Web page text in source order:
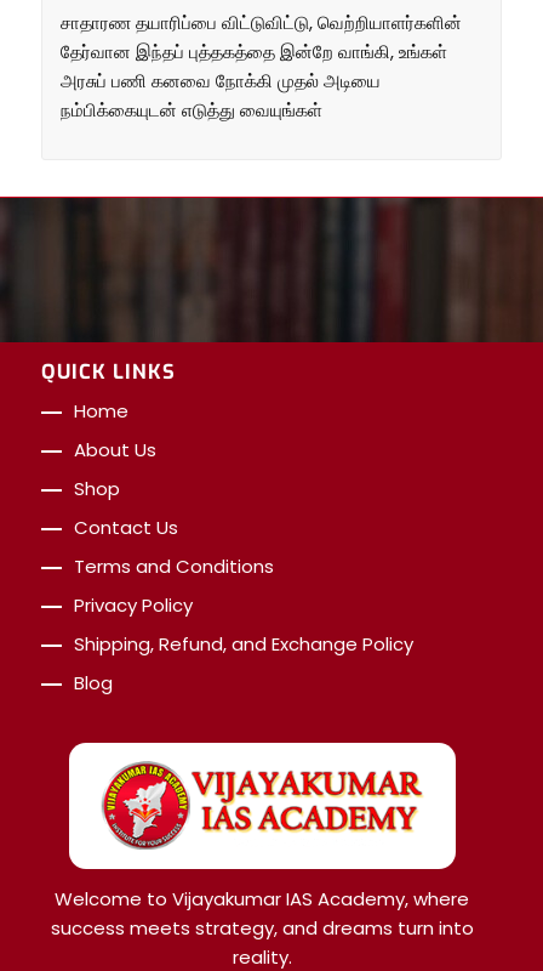
சாதாரண தயாரிப்பை விட்டுவிட்டு, வெற்றியாளர்களின்
தேர்வான இந்தப் புத்தகத்தை இன்றே வாங்கி, உங்கள்
அரசுப் பணி கனவை நோக்கி முதல் அடியை
நம்பிக்கையுடன் எடுத்து வையுங்கள்
QUICK LINKS
Home
About Us
Shop
Contact Us
Terms and Conditions
Privacy Policy
Shipping, Refund, and Exchange Policy
Blog
Welcome to Vijayakumar IAS Academy, where
success meets strategy, and dreams turn into
reality.